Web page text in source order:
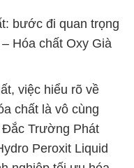
bước đi quan trọng
Hóa chất Oxy Già
việc hiểu rõ về
chất là vô cùng
Đắc Trường Phát
Peroxit Liquid